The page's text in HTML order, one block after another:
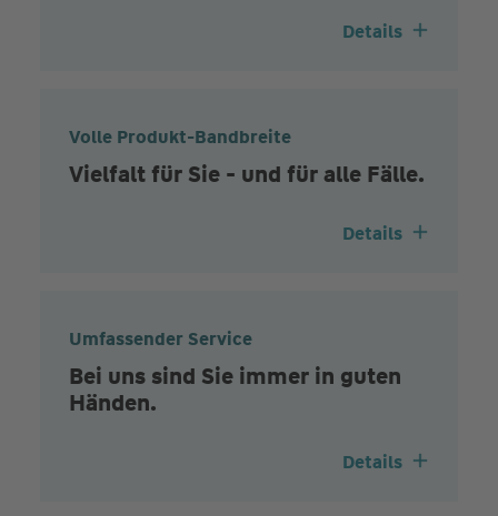
Details
Volle Produkt-Bandbreite
Vielfalt für Sie - und für alle Fälle.
Details
Umfassender Service
Bei uns sind Sie immer in guten
Händen.
Details